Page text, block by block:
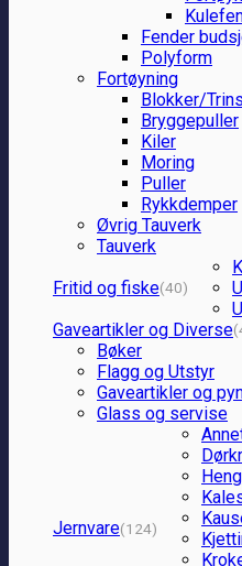
Fender
Polyform
Fortøyning
Blokker/
Bryggepuller
Kiler
Moring
Puller
Rykkdemper
Øvrig Tauverk
Tauverk
Fritid og fiske(40)
Gaveartikler og Diverse
Bøker
Flagg og Utstyr
Gaveartikler og
Glass og servise
Jernvare(124)